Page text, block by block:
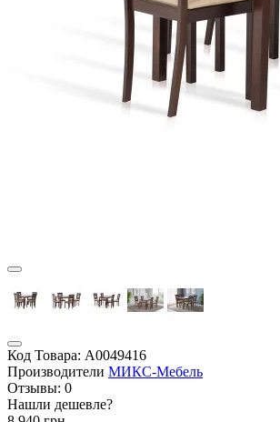
Код Товара: А0049416
Производители МИКС-Мебель
Отзывы: 0
Нашли дешевле?